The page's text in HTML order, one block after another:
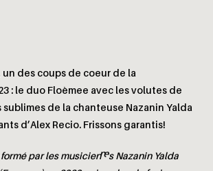
un des coups de coeur de la
: le duo Floèmee avec les volutes de
sublimes de la chanteuse Nazanin Yalda
d’Alex Recio. Frissons garantis!
par les musicien·nes Nazanin Yalda